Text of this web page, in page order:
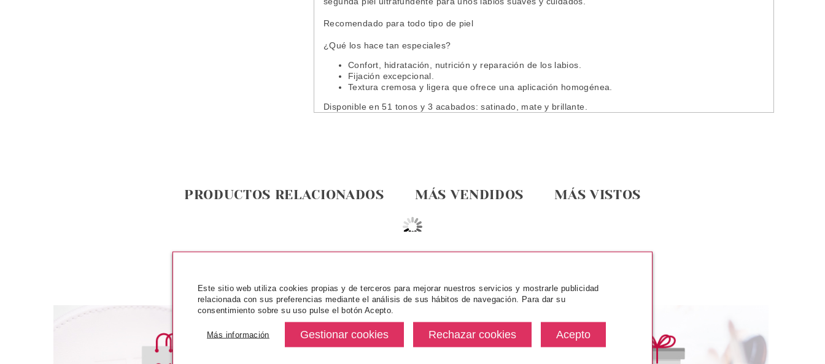
Recomendado para todo tipo de piel
¿Qué los hace tan especiales?
Confort, hidratación, nutrición y reparación de los labios.
Fijación excepcional.
Textura cremosa y ligera que ofrece una aplicación homogénea.
Disponible en 51 tonos y 3 acabados: satinado, mate y brillante.
PRODUCTOS RELACIONADOS MÁS VENDIDOS MÁS VISTOS
Este sitio web utiliza cookies propias y de terceros para mejorar nuestros servicios y mostrarle publicidad
relacionada con sus preferencias mediante el análisis de sus hábitos de navegación. Para dar su
consentimiento sobre su uso pulse el botón Acepto.
Más información